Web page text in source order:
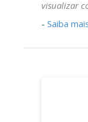
visualizar
- Saiba